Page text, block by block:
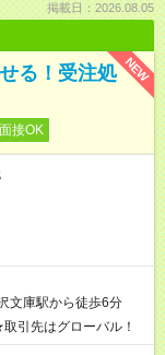
掲載日：2026.08.05
NEW
る！受注処
接OK
文庫駅から徒歩6分
引先はグローバル！